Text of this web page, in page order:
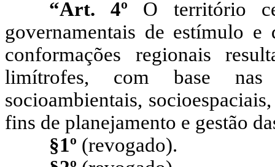
“Art. 4º O território
governamentais de estímulo
conformações regionais
limítrofes, com base
socioambientais, socioespaciais
fins de planejamento e gestão
§1º (revogado).